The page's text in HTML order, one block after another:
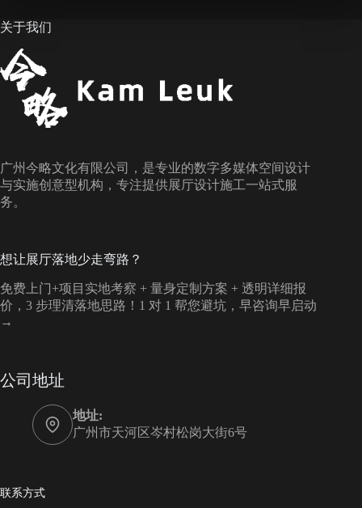
关于我们
广州今略文化有限公司，是专业的数字多媒体空间设计
与实施创意型机构，专注提供展厅设计施工一站式服
务。
想让展厅落地少走弯路？
免费上门+项目实地考察 + 量身定制方案 + 透明详细报
价，3 步理清落地思路！1 对 1 帮您避坑，早咨询早启动
→
公司地址
地址:
广州市天河区岑村松岗大街6号
联系方式